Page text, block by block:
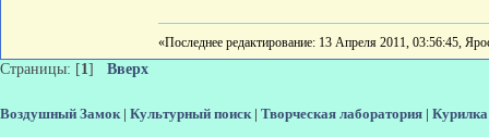
«Последнее редактирование: 13 Апреля 2011, 03:56:45,
Страницы: [1] Вверх
Воздушный Замок | Культурный поиск | Творческая лаборатория | Курилка